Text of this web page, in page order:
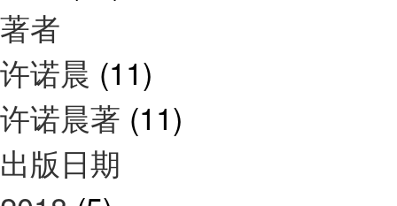
著者
许诺晨 (11)
许诺晨著 (11)
出版日期